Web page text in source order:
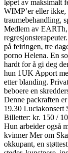
løpet av maksimalt
WIMP’er eller ikke,
traumebehandling,
Medlem av
på feiringen, tre
porno Helena. En
hardt for å gi deg
hun 1UK Apport
etter blanding.
beboere en
Denne packraften
19.30 Luciakonsert
Billetter: kr. 150 /
Hun arbeider også
kvinner Mer om
okkupant, en